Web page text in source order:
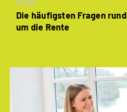
Artikel
Die häufigsten Fragen rund
um die Rente